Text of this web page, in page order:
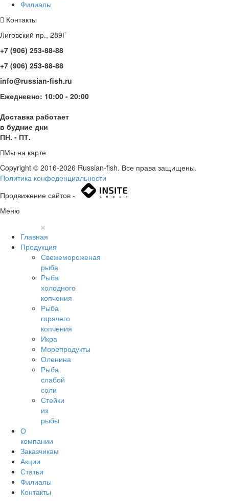
Филиалы
Контакты
Лиговский пр., 289Г
+7 (906) 253-88-88
+7 (906) 253-88-88
info@russian-fish.ru
Ежедневно: 10:00 - 20:00
Доставка работает
в будние дни
ПН. - ПТ.
Мы на карте
Copyright © 2016-2026 Russian-fish. Все права защищены.
Политика конфеденциальности
Продвижение сайтов -
Меню
×
Главная
Продукция
Свежемороженая
рыба
Рыба
холодного
копчения
Рыба
горячего
копчения
Икра
Морепродукты
Оленина
Рыба
слабой
соли
Стейки
из
рыбы
О
компании
Заказчикам
Акции
Статьи
Филиалы
Контакты